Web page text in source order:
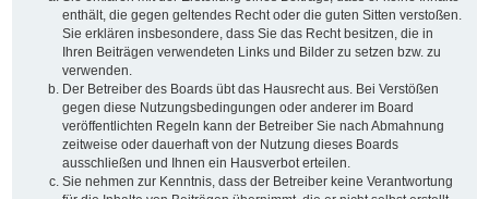
enthält, die gegen geltendes Recht oder die guten Sitten verstoßen.
Sie erklären insbesondere, dass Sie das Recht besitzen, die in
Ihren Beiträgen verwendeten Links und Bilder zu setzen bzw. zu
verwenden.
Der Betreiber des Boards übt das Hausrecht aus. Bei Verstößen
gegen diese Nutzungsbedingungen oder anderer im Board
veröffentlichten Regeln kann der Betreiber Sie nach Abmahnung
zeitweise oder dauerhaft von der Nutzung dieses Boards
ausschließen und Ihnen ein Hausverbot erteilen.
Sie nehmen zur Kenntnis, dass der Betreiber keine Verantwortung